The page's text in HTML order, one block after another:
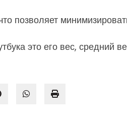
позволяет
это его вес, средний